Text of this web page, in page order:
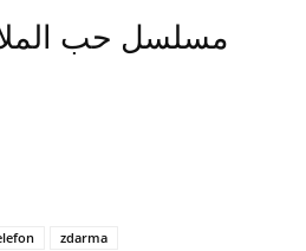
مسلسل حب الملائكة الحلقة 1
zdarma